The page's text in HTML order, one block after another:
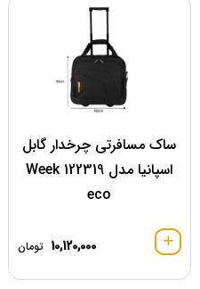
مسافرتی چرخدار گابل
اسپانیا مدل 122319 Week
10,120,000 تومان